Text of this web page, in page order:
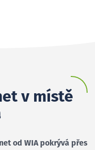
v místě
od WIA pokrývá přes